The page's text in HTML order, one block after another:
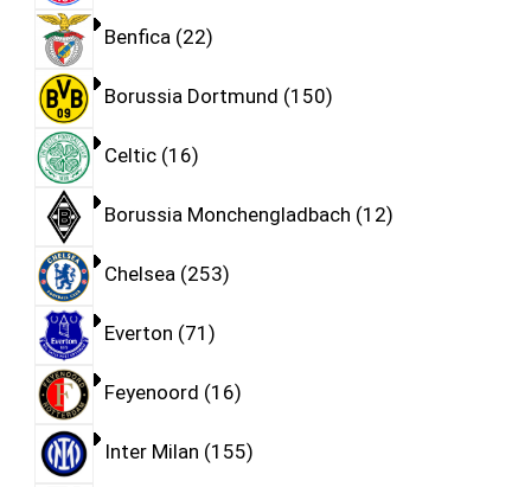
Benfica 22
Borussia Dortmund 150
Celtic 16
Borussia Monchengladbach 12
Chelsea 253
Everton 71
Feyenoord 16
Inter Milan 155